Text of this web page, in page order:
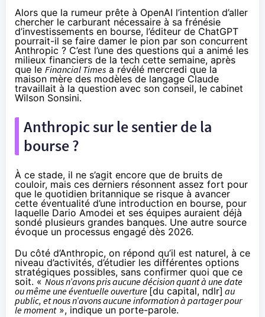
Alors que la rumeur prête à OpenAI l’intention d’aller
chercher le carburant nécessaire à sa frénésie
d’investissements en bourse, l’éditeur de ChatGPT
pourrait-il se faire damer le pion par son concurrent
Anthropic ? C’est l’une des questions qui a animé les
milieux financiers de la tech cette semaine, après
que le Financial Times a révélé mercredi que la
maison mère des modèles de langage Claude
travaillait à la question avec son conseil, le cabinet
Wilson Sonsini.
Anthropic sur le sentier de la
bourse ?
À ce stade, il ne s’agit encore que de bruits de
couloir, mais ces derniers résonnent assez fort pour
que le quotidien britannique se risque à avancer
cette éventualité d’une introduction en bourse, pour
laquelle Dario Amodei et ses équipes auraient déjà
sondé plusieurs grandes banques. Une autre source
évoque un processus engagé dès 2026.
Du côté d’Anthropic, on répond qu’il est naturel, à ce
niveau d’activités, d’étudier les différentes options
stratégiques possibles, sans confirmer quoi que ce
soit. «Nous n’avons pris aucune décision quant à une date
ou même une éventuelle ouverture [du capital, ndlr] au
public, et nous n’avons aucune information à partager pour
le moment», indique un porte-parole.